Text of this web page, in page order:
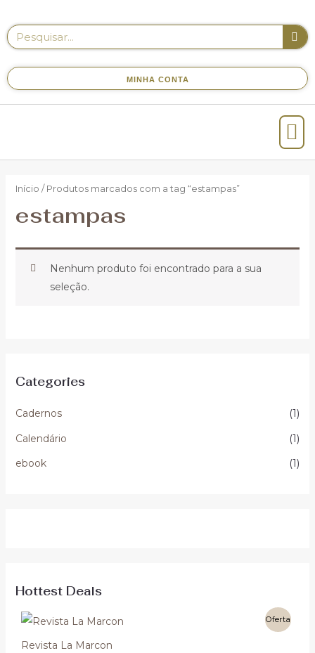
MINHA CONTA
Categories
Cadernos
(1)
Calendário
(1)
ebook
(1)
Hottest Deals
Revista La Marcon
Oferta
Início / Produtos marcados com a tag “estampas”
estampas
Nenhum produto foi encontrado para a sua
seleção.